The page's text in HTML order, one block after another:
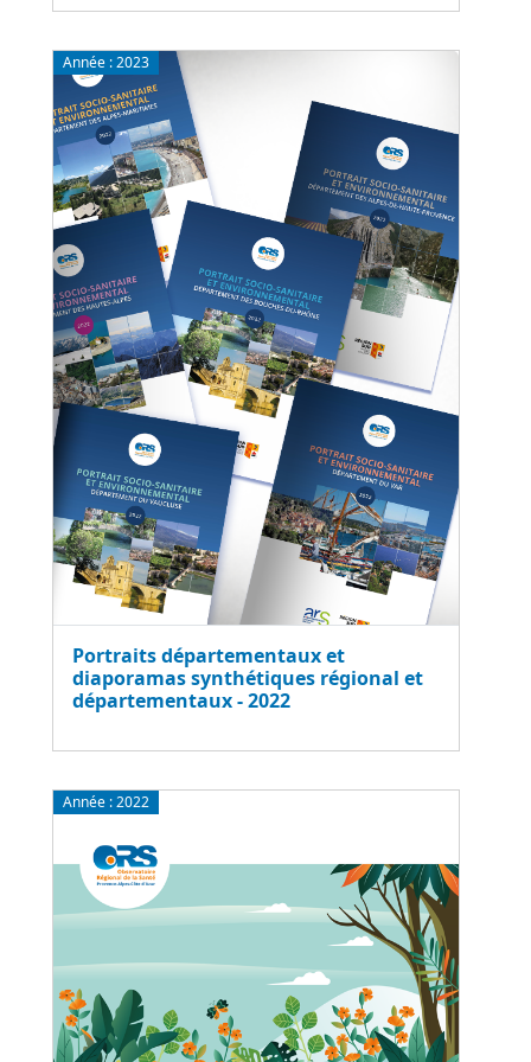
Année :2023
Portraits départementaux et
diaporamas synthétiques régional et
départementaux - 2022
Année :2022